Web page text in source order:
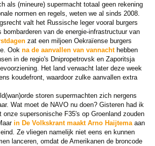
(mineure) supermacht totaal geen rekening
normen en regels, weten we al sinds 2008.
valt het Russische leger vooral burgers
bombarderen van de energie-infrastructuur van
zat een miljoen Oekraïense burgers
Ook na de aanvallen van vannachthebben
in de regio's Dnipropetrovsk en Zaporitsja
Het land verwacht later deze week
koudefront, waardoor zulke aanvallen extra
storen supermachten zich nergens
Wat moet de NAVO nu doen? Gisteren had ik
onze supersonische F35's op Groenland zouden
in De Volkskrant maakt Arno Haijtemaaan
Ze vliegen namelijk niet eens en kunnen
lanceren, omdat de Amerikanen de broncode